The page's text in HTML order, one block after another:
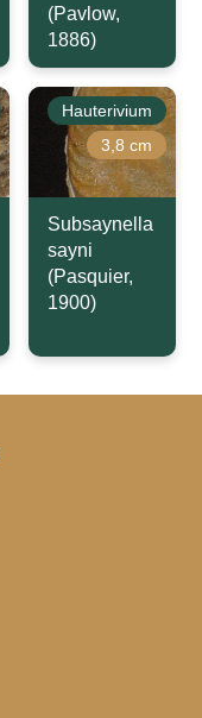
(Pavlow,
1886)
Hauterivium
3,8 cm
Subsaynella
sayni
(Pasquier,
1900)